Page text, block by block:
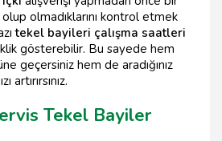
olmadıklarını kontrol etmek
tekel bayileri çalışma saatleri
gösterebilir. Bu sayede hem
geçersiniz hem de aradığınız
artırırsınız.
Tekel Bayiler